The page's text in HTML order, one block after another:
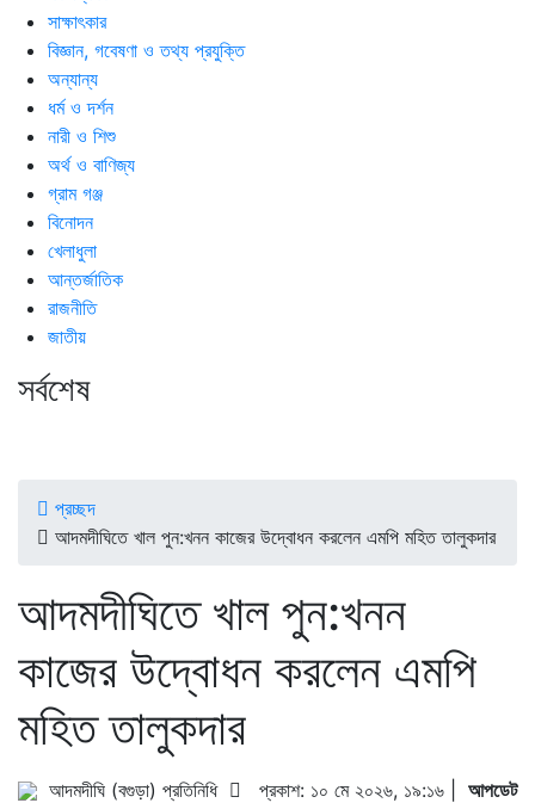
সাক্ষাৎকার
বিজ্ঞান, গবেষণা ও তথ্য প্রযুক্তি
অন্যান্য
ধর্ম ও দর্শন
নারী ও শিশু
অর্থ ও বাণিজ্য
গ্রাম গঞ্জ
বিনোদন
খেলাধুলা
আন্তর্জাতিক
রাজনীতি
জাতীয়
সর্বশেষ
প্রচ্ছদ
আদমদীঘিতে খাল পুন:খনন কাজের উদ্বোধন করলেন এমপি মহিত তালুকদার
আদমদীঘিতে খাল পুন:খনন
কাজের উদ্বোধন করলেন এমপি
মহিত তালুকদার
আদমদীঘি (বগুড়া) প্রতিনিধি প্রকাশ: ১০ মে ২০২৬, ১৯:১৬ | আপডেট